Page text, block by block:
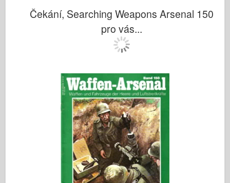
AZ Model
Dnepromodel
Jemné formy
Čekání, Searching Weapons Arsenal 150
pro vás...